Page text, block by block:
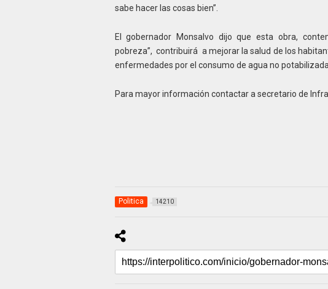
sabe hacer las cosas bien”.
El gobernador Monsalvo dijo que esta obra,
pobreza”, contribuirá a mejorar la salud de los
enfermedades por el consumo de agua no potabilizada.
Para mayor información contactar a secretario de
Politica 14210